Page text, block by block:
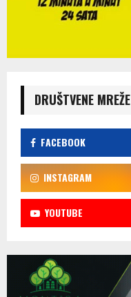
DRUŠTVENE MREŽE
FACEBOOK
INSTAGRAM
YOUTUBE